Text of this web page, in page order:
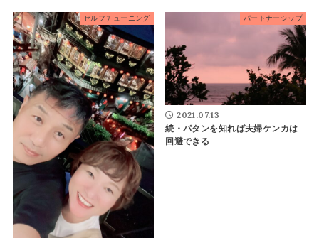
セルフチューニング パートナーシップ
2021.07.13
続・パタンを知れば夫婦ケンカは
回避できる